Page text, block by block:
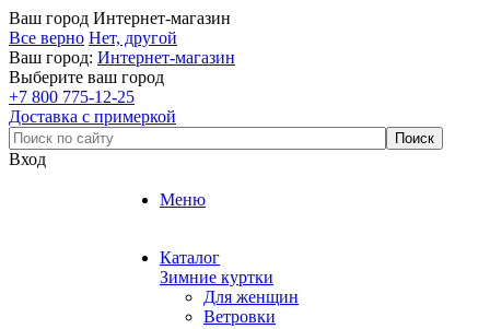
Ваш город Интернет-магазин
Все верно Нет, другой
Ваш город: Интернет-магазин
Выберите ваш город
+7 800 775-12-25
Доставка с примеркой
Вход
Меню
Каталог
Зимние куртки
Для женщин
Ветровки